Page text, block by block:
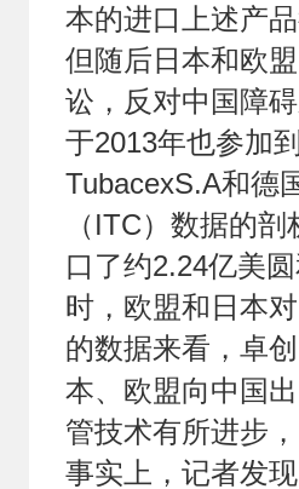
本的进口上述产
但随后日本和欧
讼，反对中国障
于2013年也参加
TubacexS.A和德
（ITC）数据的
口了约2.24亿美
时，欧盟和日本
的数据来看，卓
本、欧盟向中国
管技术有所进步
事实上，记者发